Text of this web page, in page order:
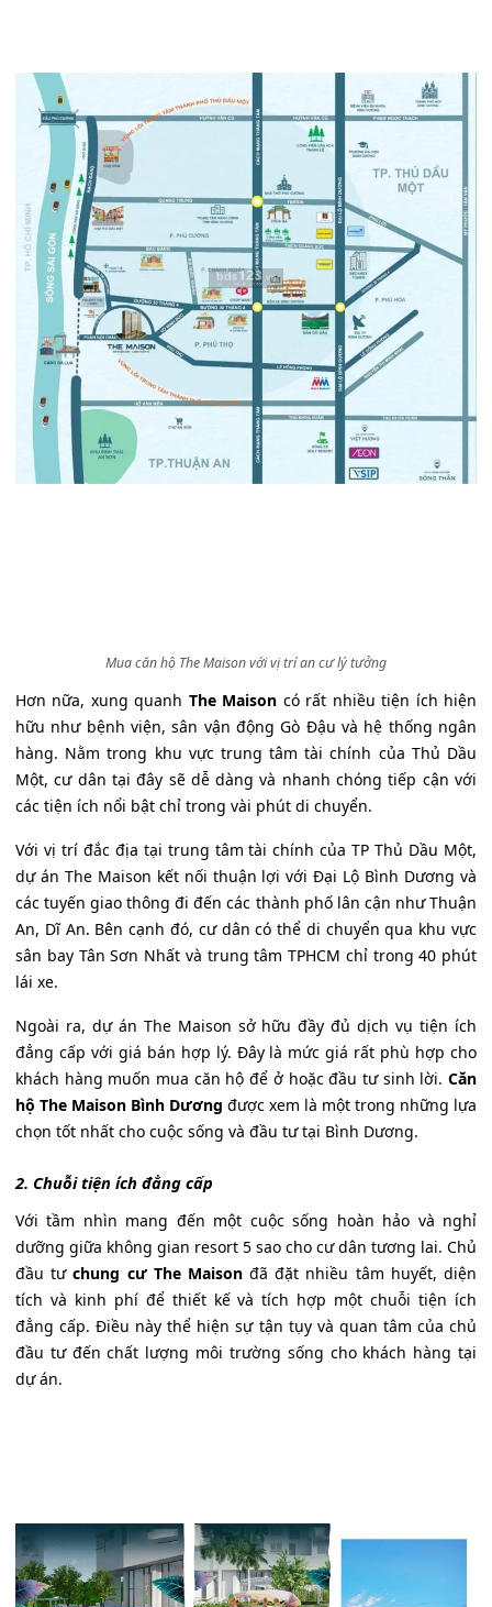
Mua căn hộ The Maison với vị trí an cư lý tưởng
Hơn nữa, xung quanh The Maison có rất nhiều tiện ích hiện
hữu như bệnh viện, sân vận động Gò Đậu và hệ thống ngân
hàng. Nằm trong khu vực trung tâm tài chính của Thủ Dầu
Một, cư dân tại đây sẽ dễ dàng và nhanh chóng tiếp cận với
các tiện ích nổi bật chỉ trong vài phút di chuyển.
Với vị trí đắc địa tại trung tâm tài chính của TP Thủ Dầu Một,
dự án The Maison kết nối thuận lợi với Đại Lộ Bình Dương và
các tuyến giao thông đi đến các thành phố lân cận như Thuận
An, Dĩ An. Bên cạnh đó, cư dân có thể di chuyển qua khu vực
sân bay Tân Sơn Nhất và trung tâm TPHCM chỉ trong 40 phút
lái xe.
Ngoài ra, dự án The Maison sở hữu đầy đủ dịch vụ tiện ích
đẳng cấp với giá bán hợp lý. Đây là mức giá rất phù hợp cho
khách hàng muốn mua căn hộ để ở hoặc đầu tư sinh lời. Căn
hộ The Maison Bình Dương được xem là một trong những lựa
chọn tốt nhất cho cuộc sống và đầu tư tại Bình Dương.
2. Chuỗi tiện ích đẳng cấp
Với tầm nhìn mang đến một cuộc sống hoàn hảo và nghỉ
dưỡng giữa không gian resort 5 sao cho cư dân tương lai. Chủ
đầu tưchung cư The Maisonđã đặt nhiều tâm huyết, diện
tích và kinh phí để thiết kế và tích hợp một chuỗi tiện ích
đẳng cấp. Điều này thể hiện sự tận tụy và quan tâm của chủ
đầu tư đến chất lượng môi trường sống cho khách hàng tại
dự án.